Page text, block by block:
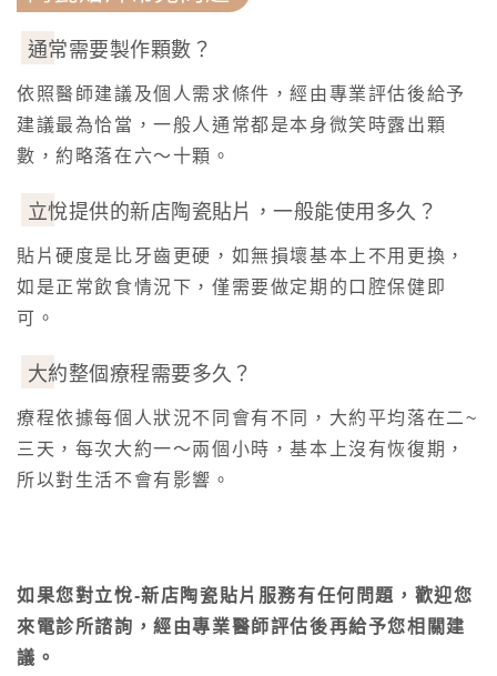
通常需要製作顆數？
依照醫師建議及個人需求條件，經由專業評估後給予
建議最為恰當，一般人通常都是本身微笑時露出顆
數，約略落在六～十顆。
立悅提供的新店陶瓷貼片，一般能使用多久？
貼片硬度是比牙齒更硬，如無損壞基本上不用更換，
如是正常飲食情況下，僅需要做定期的口腔保健即
可。
大約整個療程需要多久？
療程依據每個人狀況不同會有不同，大約平均落在二~
三天，每次大約一～兩個小時，基本上沒有恢復期，
所以對生活不會有影響。
如果您對立悅-新店陶瓷貼片服務有任何問題，歡迎您
來電診所諮詢，經由專業醫師評估後再給予您相關建
議。